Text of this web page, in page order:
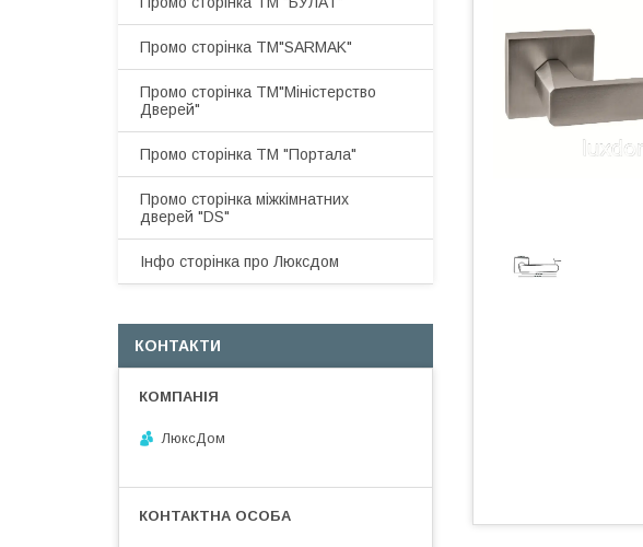
Промо сторінка ТМ"SARMAK"
Промо сторінка ТМ"Міністерство
Дверей"
Промо сторінка ТМ "Портала"
Промо сторінка міжкімнатних
дверей "DS"
Інфо сторінка про Люксдом
КОНТАКТИ
ЛюксДом